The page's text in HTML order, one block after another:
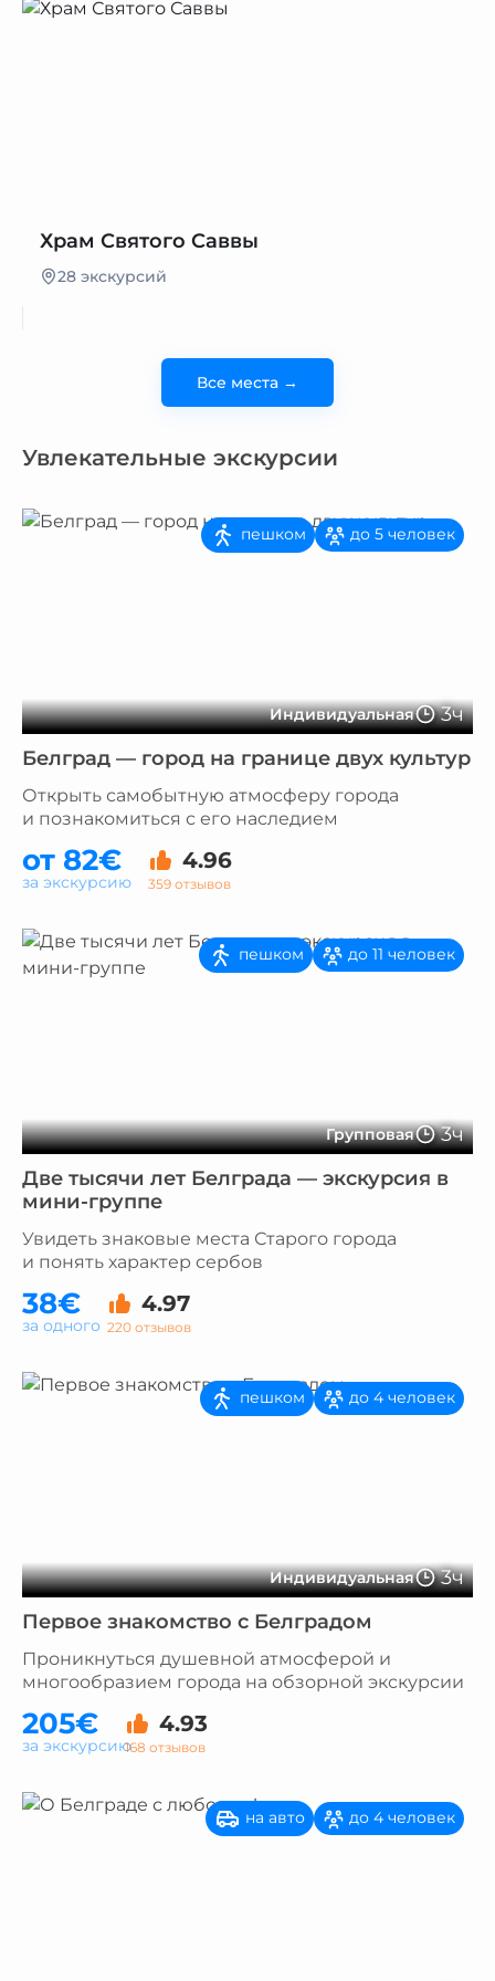
Храм Святого Саввы
28 экскурсий
Все места →
Увлекательные экскурсии
Индивидуальная 3ч
пешком до 5 человек
Белград — город на границе двух культур
Открыть самобытную атмосферу города
и познакомиться с его наследием
от 82€ 4.96
359 отзывов
за экскурсию
Групповая 3ч
пешком до 11 человек
Две тысячи лет Белграда — экскурсия в
мини-группе
Увидеть знаковые места Старого города
и понять характер сербов
38€ 4.97
220 отзывов
за одного
Индивидуальная 3ч
пешком до 4 человек
Первое знакомство с Белградом
Проникнуться душевной атмосферой и
многообразием города на обзорной экскурсии
205€ 4.93
168 отзывов
за экскурсию
на авто до 4 человек